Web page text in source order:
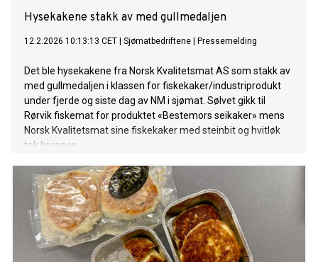
Hysekakene stakk av med gullmedaljen
12.2.2026 10:13:13 CET Sjømatbedriftene Pressemelding
Det ble hysekakene fra Norsk Kvalitetsmat AS som stakk av
med gullmedaljen i klassen for fiskekaker/industriprodukt
under fjerde og siste dag av NM i sjømat. Sølvet gikk til
Rørvik fiskemat for produktet «Bestemors seikaker» mens
Norsk Kvalitetsmat sine fiskekaker med steinbit og hvitløk
tok bronsen.